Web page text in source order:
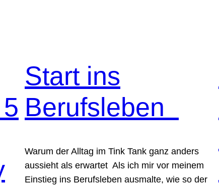
Start ins
Berufsleben
Warum der Alltag im Tink Tank ganz anders
aussieht als erwartet Als ich mir vor meinem
Einstieg ins Berufsleben ausmalte, wie so der